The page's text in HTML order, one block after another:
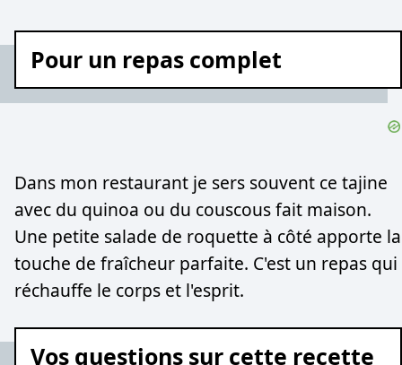
Pour un repas complet
Dans mon restaurant je sers souvent ce tajine
avec du quinoa ou du couscous fait maison.
Une petite salade de roquette à côté apporte la
touche de fraîcheur parfaite. C'est un repas qui
réchauffe le corps et l'esprit.
Vos questions sur cette recette